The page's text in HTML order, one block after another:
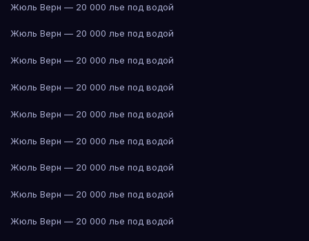
Жюль Верн — 20 000 лье под водой
Жюль Верн — 20 000 лье под водой
Жюль Верн — 20 000 лье под водой
Жюль Верн — 20 000 лье под водой
Жюль Верн — 20 000 лье под водой
Жюль Верн — 20 000 лье под водой
Жюль Верн — 20 000 лье под водой
Жюль Верн — 20 000 лье под водой
Жюль Верн — 20 000 лье под водой